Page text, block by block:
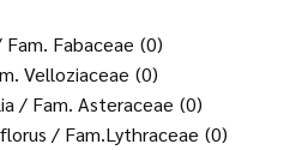
Fabaceae (0)
Velloziaceae (0)
/ Fam. Asteraceae (0)
/ Fam.Lythraceae (0)